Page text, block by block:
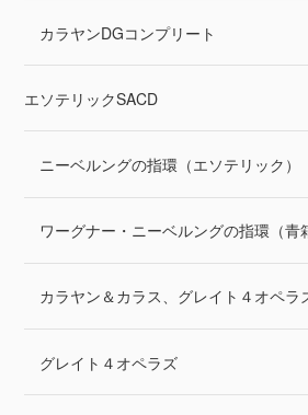
カラヤンDGコンプリート
エソテリックSACD
ニーベルングの指環（エソテリック）
ワーグナー・ニーベルングの指環（青
カラヤン＆カラス、グレイト４オペラ
グレイト４オペラズ